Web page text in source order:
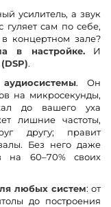
усилитель, а звук
гуляет сам по себе,
концертном зале?
в настройке.И
.
. Он
на микросекунды,
до вашего уха
лишние частоты,
другу; правит
Без него даже
на 60–70% своих
любых систем: от
до построения